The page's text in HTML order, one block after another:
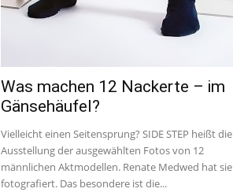
Was machen 12 Nackerte – im
Gänsehäufel?
Vielleicht einen Seitensprung? SIDE STEP heißt die
Ausstellung der ausgewählten Fotos von 12
männlichen Aktmodellen. Renate Medwed hat sie
fotografiert. Das besondere ist die...